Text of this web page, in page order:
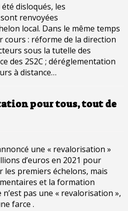
disloqués, les
renvoyées
local. Dans le même temps
cours : réforme de la direction
sous la tutelle des
des 2S2C ; déréglementation
à distance…
pour tous, tout de
une « revalorisation »
d’euros en 2021 pour
premiers échelons, mais
et la formation
n’est pas une « revalorisation »,
farce .